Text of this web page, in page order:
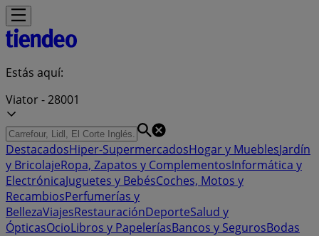
Estás aquí:
Viator - 28001
DestacadosHiper-SupermercadosHogar y MueblesJardín
y BricolajeRopa, Zapatos y ComplementosInformática y
ElectrónicaJuguetes y BebésCoches, Motos y
RecambiosPerfumerías y
BellezaViajesRestauraciónDeporteSalud y
ÓpticasOcioLibros y PapeleríasBancos y SegurosBodas